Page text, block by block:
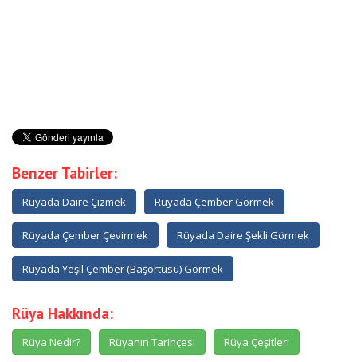
Benzer Tabirler:
Rüyada Daire Çizmek Rüyada Çember Görmek
Rüyada Çember Çevirmek Rüyada Daire Şekli Görmek
Rüyada Yeşil Çember (Başörtüsü) Görmek
Rüya Hakkında:
Rüya Nedir? Rüyanın Tarihçesi Rüya Çeşitleri